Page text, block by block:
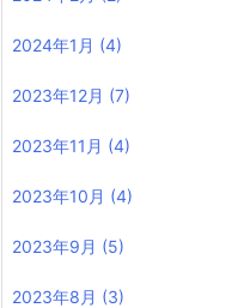
2024年1月 (4)
2023年12月 (7)
2023年11月 (4)
2023年10月 (4)
2023年9月 (5)
2023年8月 (3)